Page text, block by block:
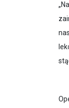
„